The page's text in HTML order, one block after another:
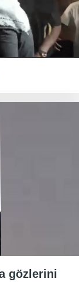
gözlerini